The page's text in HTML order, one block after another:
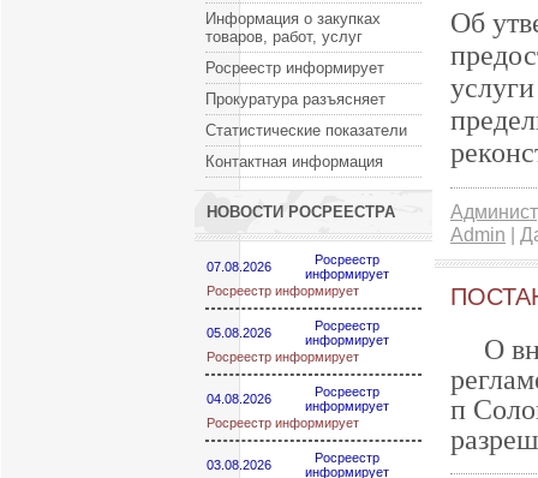
Информация о закупках
товаров, работ, услуг
Росреестр информирует
Прокуратура разъясняет
Статистические показатели
Контактная информация
НОВОСТИ РОСРЕЕСТРА
07.08.2026
Росреестр
информирует
Росреестр информирует
05.08.2026
Росреестр
информирует
Росреестр информирует
04.08.2026
Росреестр
информирует
Росреестр информирует
03.08.2026
Росреестр
информирует
Об
Admin |
О
п